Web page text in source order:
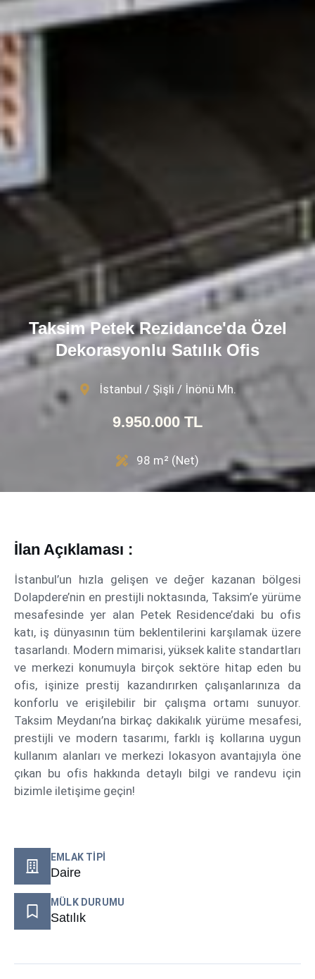
Taksim Petek Rezidance'da Özel
Dekorasyonlu Satılık Ofis
İstanbul / Şişli / İnönü Mh.
9.950.000 TL
98 m² (Net)
İlan Açıklaması :
İstanbul’un hızla gelişen ve değer kazanan bölgesi
Dolapdere’nin en prestijli noktasında, Taksim’e yürüme
mesafesinde yer alan Petek Residence’daki bu ofis
katı, iş dünyasının tüm beklentilerini karşılamak üzere
tasarlandı. Modern mimarisi, yüksek kalite standartları
ve merkezi konumuyla birçok sektöre hitap eden bu
ofis, işinize prestij kazandırırken çalışanlarınıza da
konforlu ve erişilebilir bir çalışma ortamı sunuyor.
Taksim Meydanı’na birkaç dakikalık yürüme mesafesi,
prestijli ve modern tasarımı, farklı iş kollarına uygun
kullanım alanları ve merkezi lokasyon avantajıyla öne
çıkan bu ofis hakkında detaylı bilgi ve randevu için
bizimle iletişime geçin!
EMLAK TIPI
Daire
MÜLK DURUMU
Satılık